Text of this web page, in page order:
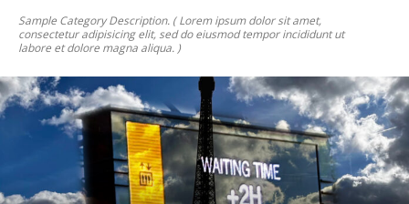
Sample Category Description. ( Lorem ipsum dolor sit amet,
consectetur adipisicing elit, sed do eiusmod tempor incididunt ut
labore et dolore magna aliqua. )